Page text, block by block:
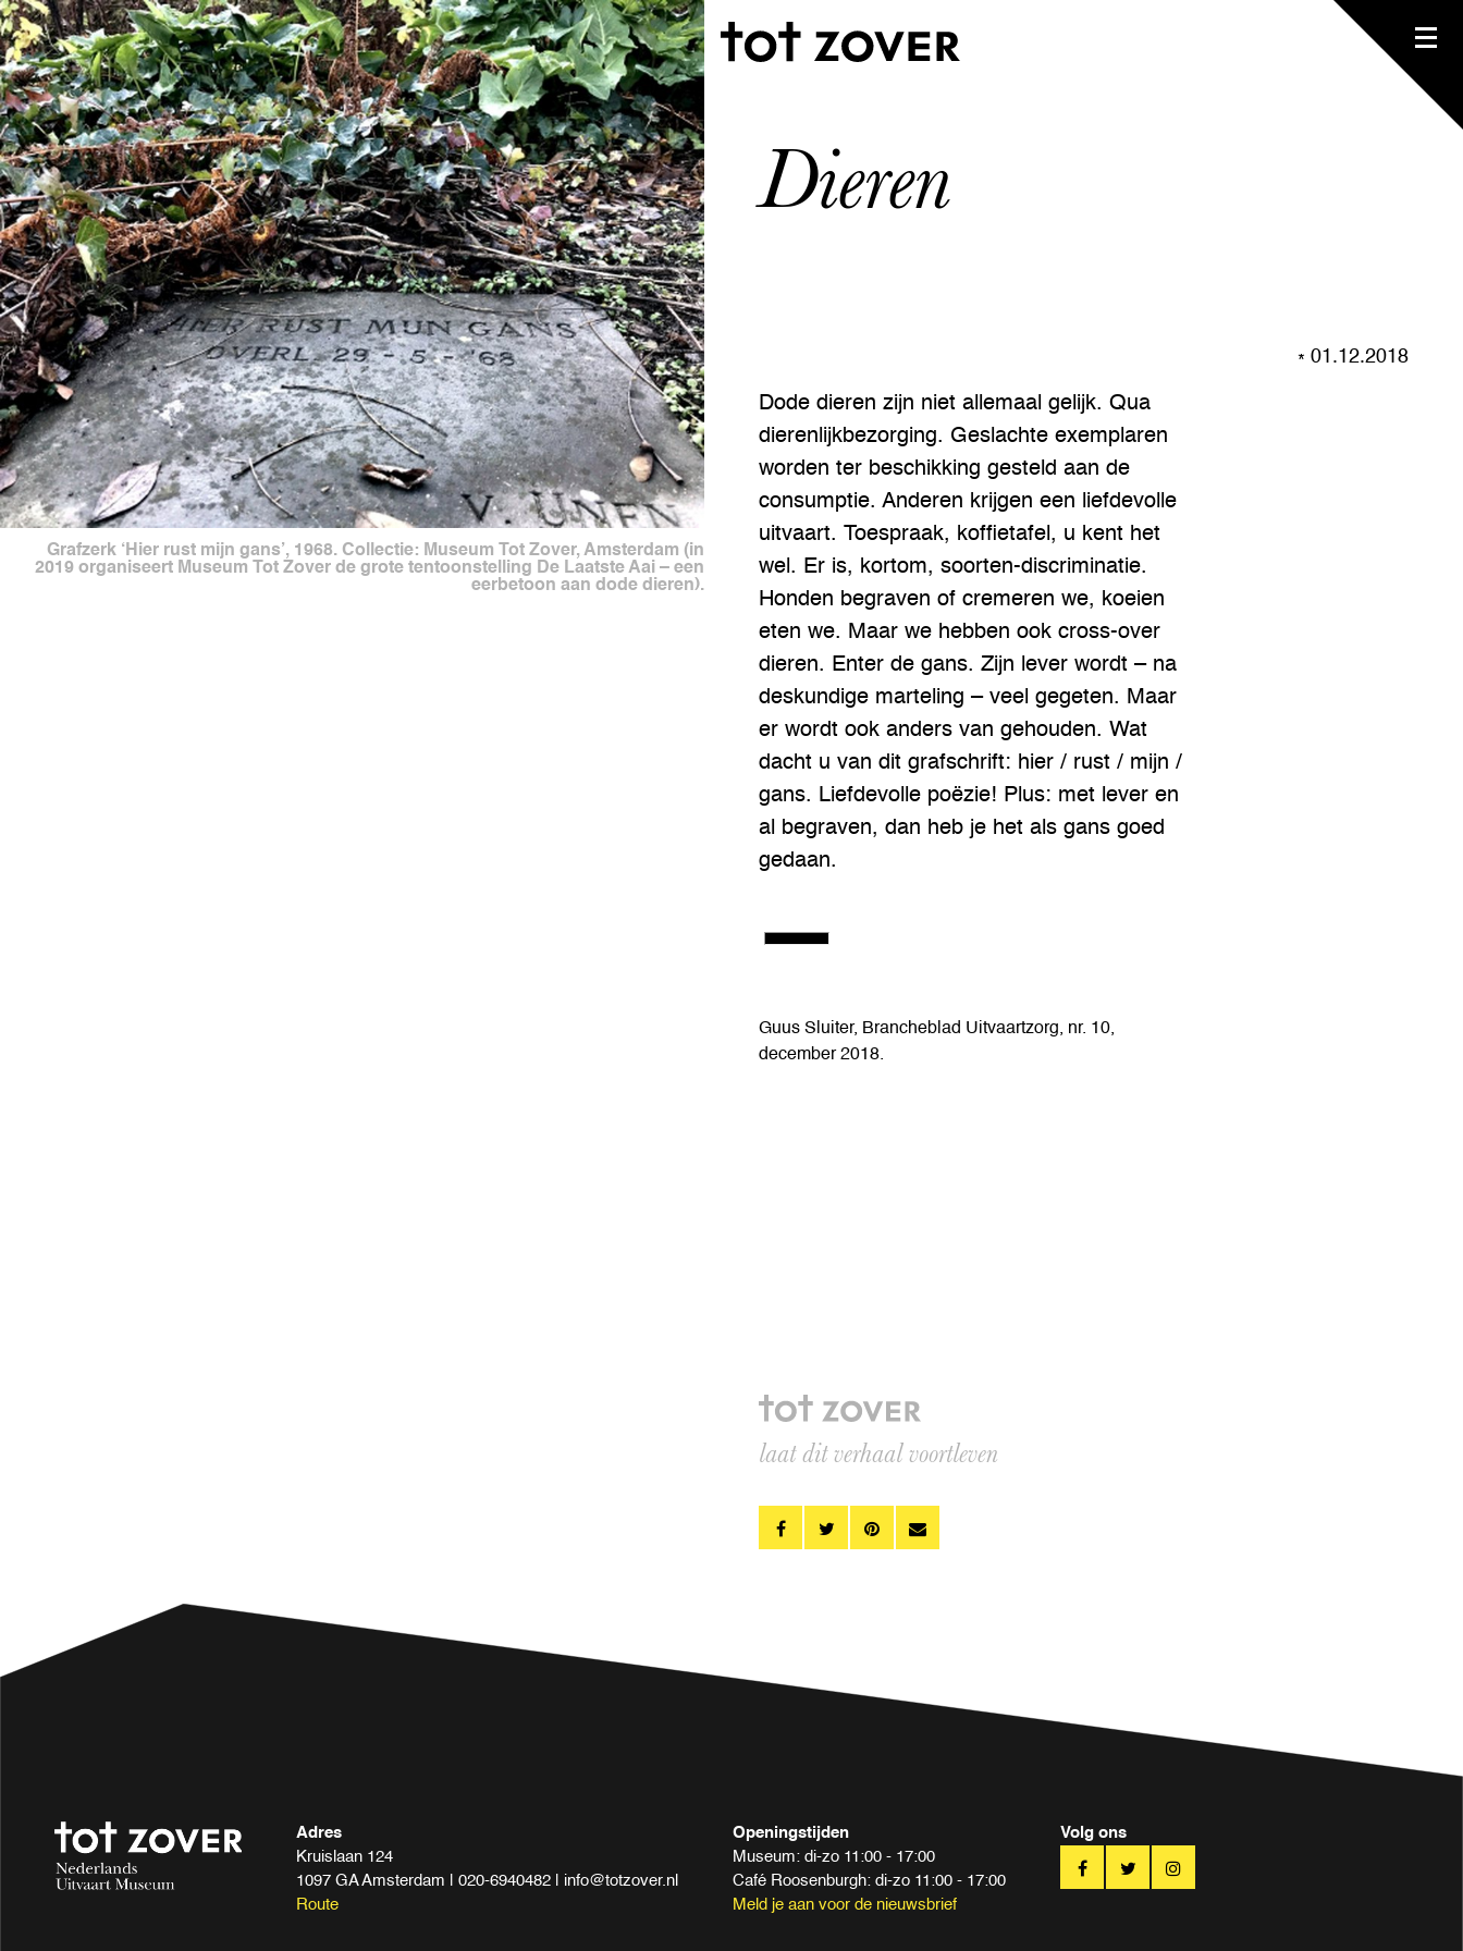
Grafzerk ‘Hier rust mijn gans’, 1968. Collectie: Museum Tot Zover, Amsterdam (in
2019 organiseert Museum Tot Zover de grote tentoonstelling De Laatste Aai – een
eerbetoon aan dode dieren).
Dieren
01.12.2018
Dode dieren zijn niet allemaal gelijk. Qua
dierenlijkbezorging. Geslachte exemplaren
worden ter beschikking gesteld aan de
consumptie. Anderen krijgen een liefdevolle
uitvaart. Toespraak, koffietafel, u kent het
wel. Er is, kortom, soorten-discriminatie.
Honden begraven of cremeren we, koeien
eten we. Maar we hebben ook cross-over
dieren. Enter de gans. Zijn lever wordt – na
deskundige marteling – veel gegeten. Maar
er wordt ook anders van gehouden. Wat
dacht u van dit grafschrift: hier / rust / mijn /
gans. Liefdevolle poëzie! Plus: met lever en
al begraven, dan heb je het als gans goed
gedaan.
Guus Sluiter, Brancheblad Uitvaartzorg, nr. 10,
december 2018.
laat dit verhaal voortleven
Adres
Kruislaan 124
1097 GA Amsterdam | 020-6940482 | info@totzover.nl
Route
Openingstijden
Museum: di-zo 11:00 - 17:00
Café Roosenburgh: di-zo 11:00 - 17:00
Meld je aan voor de nieuwsbrief
Volg ons